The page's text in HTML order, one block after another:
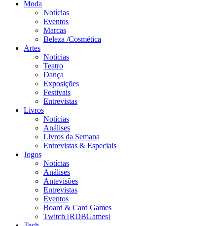
Moda
Notícias
Eventos
Marcas
Beleza /Cosmética
Artes
Notícias
Teatro
Dança
Exposições
Festivais
Entrevistas
Livros
Notícias
Análises
Livros da Semana
Entrevistas & Especiais
Jogos
Notícias
Análises
Antevisões
Entrevistas
Eventos
Board & Card Games
Twitch [RDBGames]